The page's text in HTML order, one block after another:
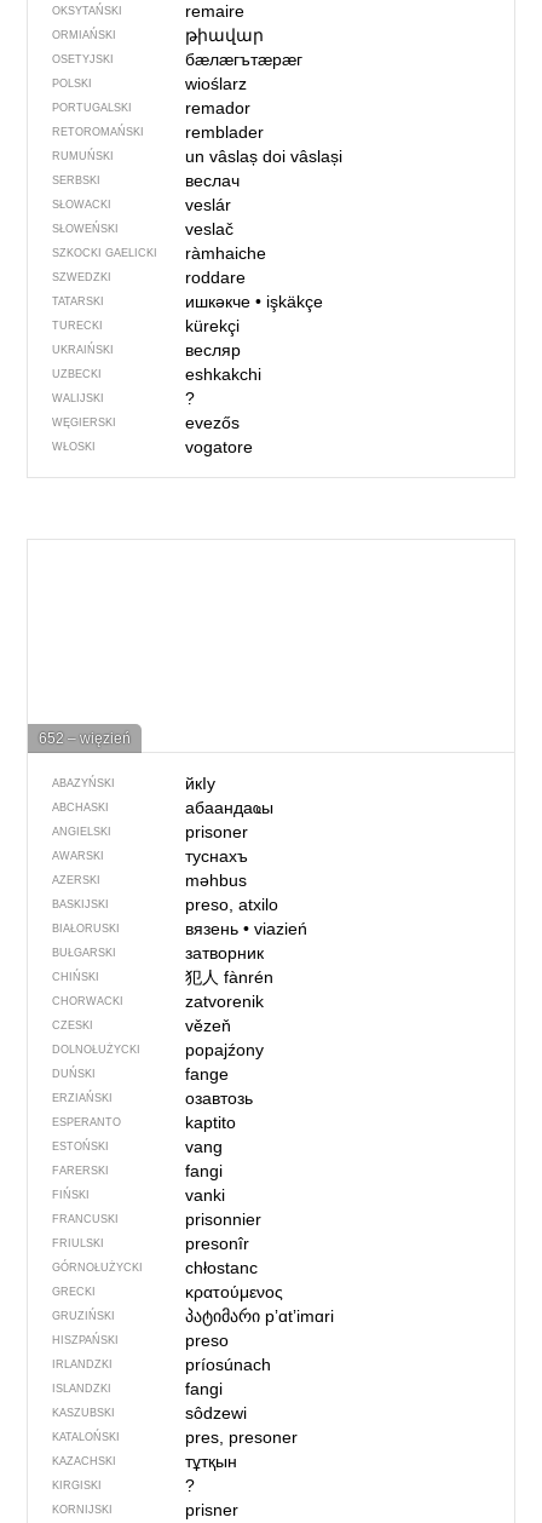
OKSYTAŃSKI remaire
ORMIAŃSKI թիավար
OSETYJSKI бӕлӕгътӕрӕг
POLSKI wioślarz
PORTUGALSKI remador
RETOROMAŃSKI remblader
RUMUŃSKI un vâslașdoi vâslași
SERBSKI веслач
SŁOWACKI veslár
SŁOWEŃSKI veslač
SZKOCKI GAELICKI ràmhaiche
SZWEDZKI roddare
TATARSKI ишкәкче• işkäkçe
TURECKI kürekçi
UKRAIŃSKI весляр
UZBECKI eshkakchi
WALIJSKI ?
WĘGIERSKI evezős
WŁOSKI vogatore
652 – więzień
ABAZYŃSKI йкIу
ABCHASKI абаандаҩы
ANGIELSKI prisoner
AWARSKI туснахъ
AZERSKI məhbus
BASKIJSKI preso, atxilo
BIAŁORUSKI вязень• viazień
BUŁGARSKI затворник
CHIŃSKI 犯人fànrén
CHORWACKI zatvorenik
CZESKI vězeň
DOLNOŁUŻYCKI popajźony
DUŃSKI fange
ERZIAŃSKI озавтозь
ESPERANTO kaptito
ESTOŃSKI vang
FARERSKI fangi
FIŃSKI vanki
FRANCUSKI prisonnier
FRIULSKI presonîr
GÓRNOŁUŻYCKI chłostanc
GRECKI κρατούμενος
GRUZIŃSKI პატიმარი pʼɑtʼimɑri
HISZPAŃSKI preso
IRLANDZKI príosúnach
ISLANDZKI fangi
KASZUBSKI sôdzewi
KATALOŃSKI pres, presoner
KAZACHSKI тұтқын
KIRGISKI ?
KORNIJSKI prisner